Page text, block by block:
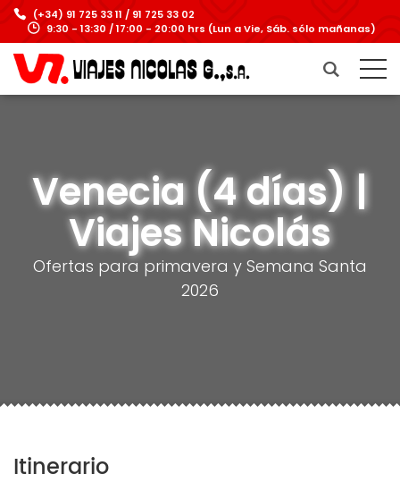
(+34) 91 725 33 11 / 91 725 33 02
9:30 - 13:30 / 17:00 - 20:00 hrs (Lun a Vie, Sáb. sólo mañanas)
Venecia (4 días) |
Viajes Nicolás
Ofertas para primavera y Semana Santa
2026
Itinerario